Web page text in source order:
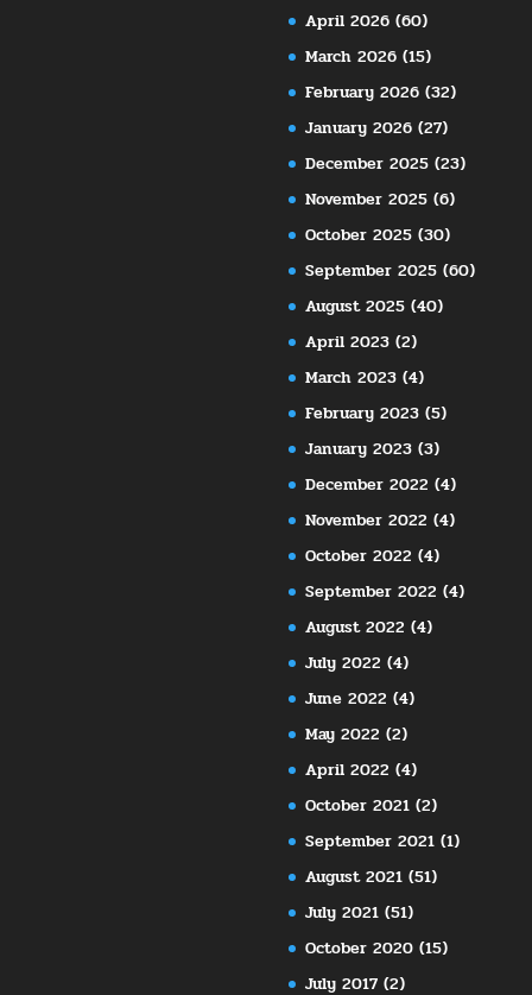
April 2026 (60)
March 2026 (15)
February 2026 (32)
January 2026 (27)
December 2025 (23)
November 2025 (6)
October 2025 (30)
September 2025 (60)
August 2025 (40)
April 2023 (2)
March 2023 (4)
February 2023 (5)
January 2023 (3)
December 2022 (4)
November 2022 (4)
October 2022 (4)
September 2022 (4)
August 2022 (4)
July 2022 (4)
June 2022 (4)
May 2022 (2)
April 2022 (4)
October 2021 (2)
September 2021 (1)
August 2021 (51)
July 2021 (51)
October 2020 (15)
July 2017 (2)